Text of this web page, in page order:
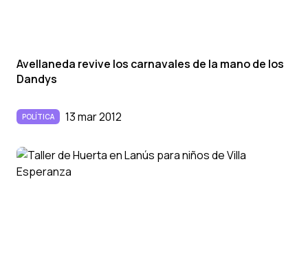
Avellaneda revive los carnavales de la mano de los
Dandys
POLÍTICA 13 mar 2012